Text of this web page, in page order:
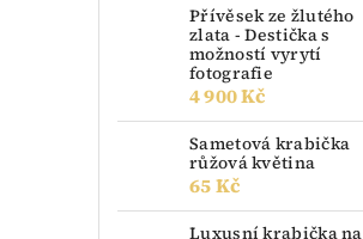
Přívěsek ze žlutého
zlata - Destička s
možností vyrytí
fotografie
4 900 Kč
Sametová krabička
růžová květina
65 Kč
Luxusní krabička na